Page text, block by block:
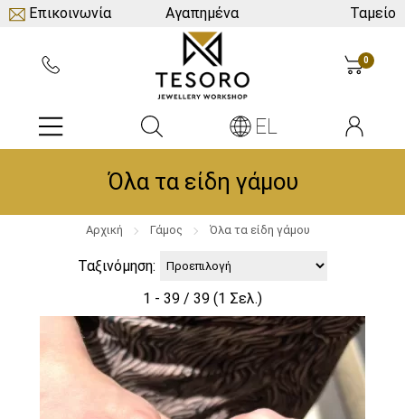
Επικοινωνία Αγαπημένα Ταμείο
0
EL
Όλα τα είδη γάμου
Αρχική Γάμος Όλα τα είδη γάμου
Ταξινόμηση:
1 - 39 / 39 (1 Σελ.)